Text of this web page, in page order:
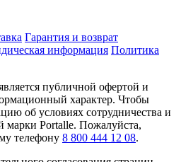
Гарантия и возврат
информация Политика
публичной офертой и
характер. Чтобы
об условиях сотрудничества и
марки Portalle. Пожалуйста,
телефону 8 800 444 12 08.